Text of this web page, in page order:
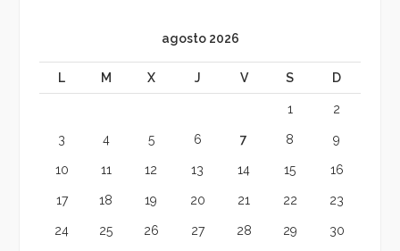
agosto 2026
L M X J V S D
1 2
3 4 5 6 7 8 9
10 11 12 13 14 15 16
17 18 19 20 21 22 23
24 25 26 27 28 29 30